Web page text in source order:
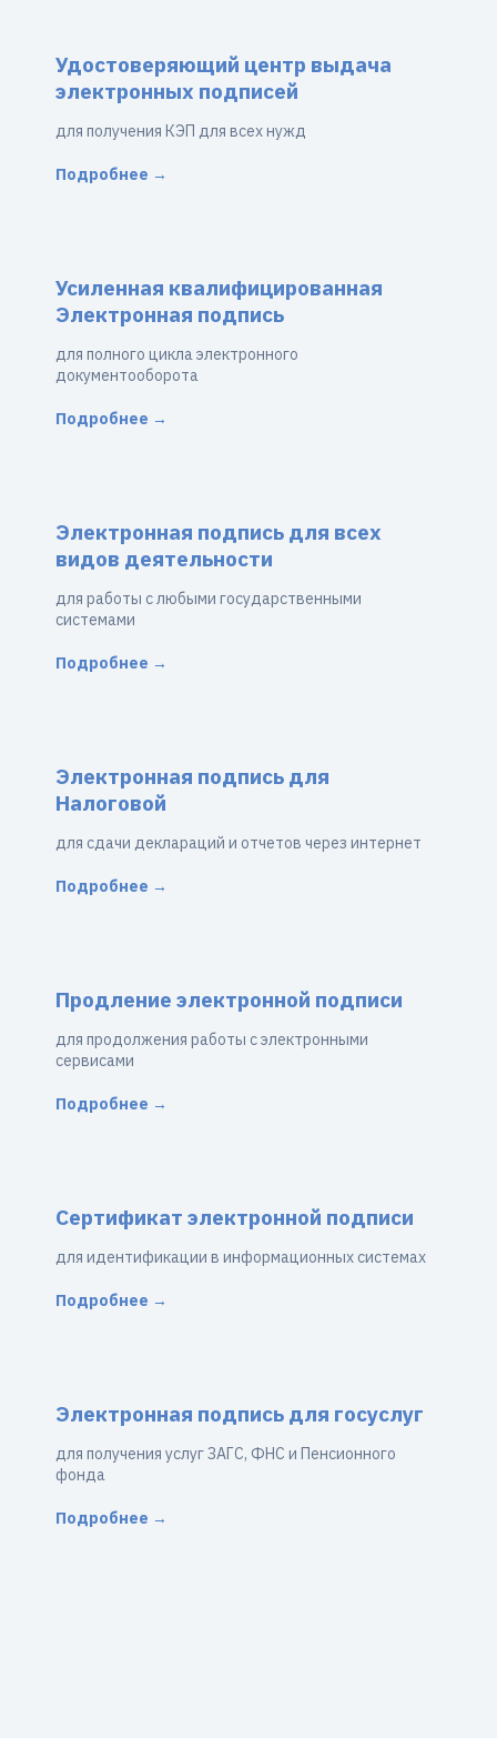
Удостоверяющий центр выдача
электронных подписей
для получения КЭП для всех нужд
Подробнее →
Усиленная квалифицированная
Электронная подпись
для полного цикла электронного
документооборота
Подробнее →
Электронная подпись для всех
видов деятельности
для работы с любыми государственными
системами
Подробнее →
Электронная подпись для
Налоговой
для сдачи деклараций и отчетов через интернет
Подробнее →
Продление электронной подписи
для продолжения работы с электронными
сервисами
Подробнее →
Сертификат электронной подписи
для идентификации в информационных системах
Подробнее →
Электронная подпись для госуслуг
для получения услуг ЗАГС, ФНС и Пенсионного
фонда
Подробнее →